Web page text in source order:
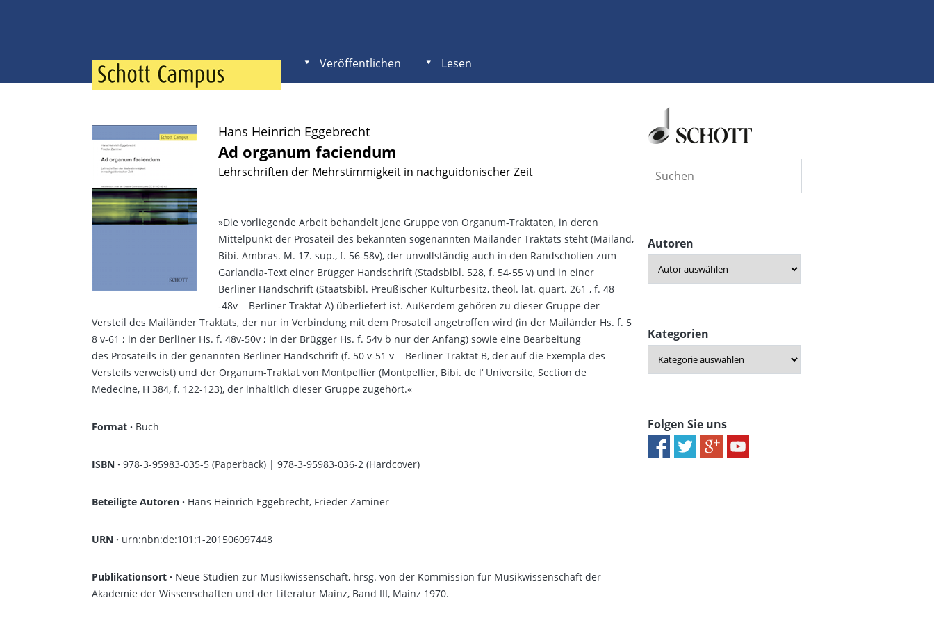
Veröffentlichen Lesen
Hans Heinrich Eggebrecht
Ad organum faciendum
Lehrschriften der Mehrstimmigkeit in nachguidonischer Zeit
»Die vorliegende Arbeit behandelt jene Gruppe von Organum-Traktaten, in deren
Mittelpunkt der Prosateil des bekannten sogenannten Mailänder Traktats steht (Mailand,
Bibi. Ambras. M. 17. sup., f. 56-58v), der unvollständig auch in den Randscholien zum
Garlandia-Text einer Brügger Handschrift (Stadsbibl. 528, f. 54-55 v) und in einer
Berliner Handschrift (Staatsbibl. Preußischer Kulturbesitz, theol. lat. quart. 261 , f. 48
-48v = Berliner Traktat A) überliefert ist. Außerdem gehören zu dieser Gruppe der
Versteil des Mailänder Traktats, der nur in Verbindung mit dem Prosateil angetroffen wird (in der Mailänder Hs. f. 5
8 v-61 ; in der Berliner Hs. f. 48v-50v ; in der Brügger Hs. f. 54v b nur der Anfang) sowie eine Bearbeitung
des Prosateils in der genannten Berliner Handschrift (f. 50 v-51 v = Berliner Traktat B, der auf die Exempla des
Versteils verweist) und der Organum-Traktat von Montpellier (Montpellier, Bibi. de l‘ Universite, Section de
Medecine, H 384, f. 122-123), der inhaltlich dieser Gruppe zugehört.«
Format · Buch
ISBN · 978-3-95983-035-5 (Paperback) | 978-3-95983-036-2 (Hardcover)
Beteiligte Autoren · Hans Heinrich Eggebrecht, Frieder Zaminer
URN · urn:nbn:de:101:1-201506097448
Publikationsort · Neue Studien zur Musikwissenschaft, hrsg. von der Kommission für Musikwissenschaft der
Akademie der Wissenschaften und der Literatur Mainz, Band III, Mainz 1970.
Autoren
Kategorien
Folgen Sie uns